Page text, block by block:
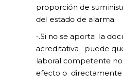
proporción de
del estado de alarma.
-.Si no se aporta la
acreditativa puede
laboral competente
efecto o directamente